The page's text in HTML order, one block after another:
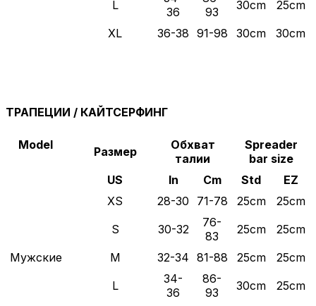
L
36
93
30cm
25cm
XL
36-38 91-98 30cm 30cm
ТРАПЕЦИИ / КАЙТСЕРФИНГ
Model Размер
Обхват
талии
Spreader
bar size
US
In Cm Std EZ
Мужские
XS 28-30 71-78 25cm
25cm
S
30-32
76-
83
25cm
25cm
M
32-34 81-88 25cm
25cm
L
34-
36
86-
93
30cm
25cm